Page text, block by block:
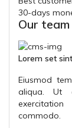
30-days
Our team
Lorem set
Eiusmod
aliqua. Ut
commodo.